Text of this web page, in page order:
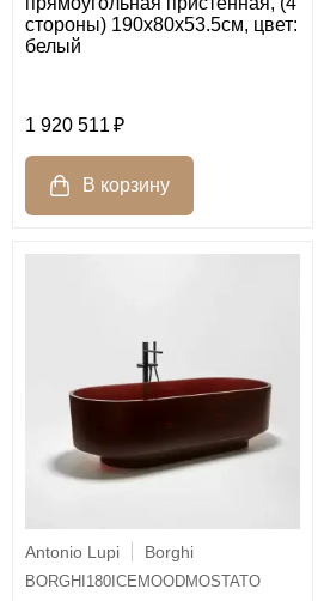
стороны) 190х80х53.5см, цвет:
белый
1 920 511
Antonio Lupi Borghi
BORGHI180ICEMOODMOSTATO